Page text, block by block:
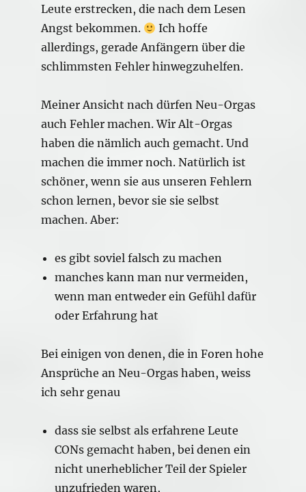
Leute erstrecken, die nach dem Lesen
Angst bekommen.
Ich hoffe
allerdings, gerade Anfängern über die
schlimmsten Fehler hinwegzuhelfen.
Meiner Ansicht nach dürfen Neu-Orgas
auch Fehler machen. Wir Alt-Orgas
haben die nämlich auch gemacht. Und
machen die immer noch. Natürlich ist
schöner, wenn sie aus unseren Fehlern
schon lernen, bevor sie sie selbst
machen. Aber:
es gibt soviel falsch zu machen
manches kann man nur vermeiden,
wenn man entweder ein Gefühl dafür
oder Erfahrung hat
Bei einigen von denen, die in Foren hohe
Ansprüche an Neu-Orgas haben, weiss
ich sehr genau
dass sie selbst als erfahrene Leute
CONs gemacht haben, bei denen ein
nicht unerheblicher Teil der Spieler
unzufrieden waren,